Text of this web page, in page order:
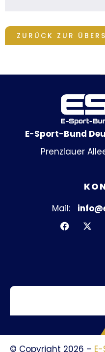
ZURÜCK ZUR
E-Sport-Bund
Prenzlauer
Mail:
© Copyright 2026 –